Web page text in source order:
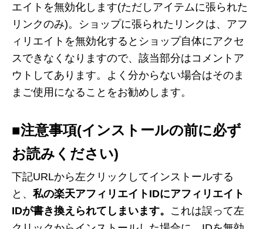
エイトを無効化します(ただしアイテムに張られた
リンクのみ)。ショップに張られたリンクは、アフ
ィリエイトを無効化するとショップ自体にアクセ
スできなくなりますので、該当部分はコメントア
ウトしてあります。よく分からない場合はそのま
まご使用になることをお勧めします。
■注意事項(インストールの前に必ず
お読みください)
下記URLから左クリックしてインストールする
と、 私の楽天アフィリエイトIDにアフィリエイト
IDが書き換えられてしまいます。 これは誤って左